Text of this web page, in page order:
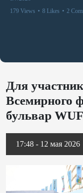
179 Views • 8 Likes • 2
Для
Всемирного
бульвар
17:48 - 12 мая 2026